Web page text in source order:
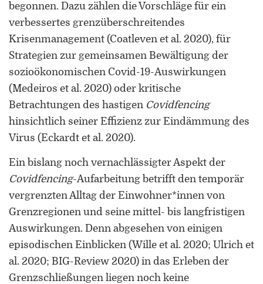
begonnen. Dazu zählen die Vorschläge für ein
verbessertes grenzüberschreitendes
Krisenmanagement (Coatleven et al. 2020), für
Strategien zur gemeinsamen Bewältigung der
sozioökonomischen Covid-19-Auswirkungen
(Medeiros et al. 2020) oder kritische
Betrachtungen des hastigen Covidfencing
hinsichtlich seiner Effizienz zur Eindämmung des
Virus (Eckardt et al. 2020).
Ein bislang noch vernachlässigter Aspekt der
Covidfencing-Aufarbeitung betrifft den temporär
vergrenzten Alltag der Einwohner*innen von
Grenzregionen und seine mittel- bis langfristigen
Auswirkungen. Denn abgesehen von einigen
episodischen Einblicken (Wille et al. 2020; Ulrich et
al. 2020; BIG-Review 2020) in das Erleben der
Grenzschließungen liegen noch keine